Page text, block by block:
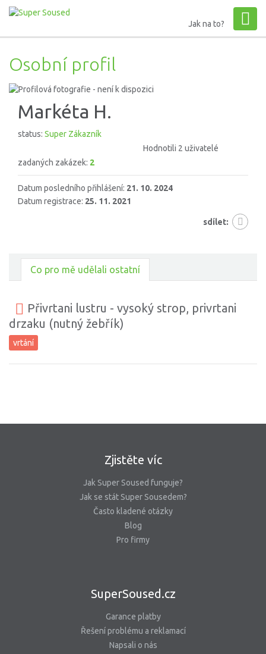
Jak na to?
Osobní profil
Markéta H.
status: Super Zákazník
Hodnotili 2 uživatelé
zadaných zakázek: 2
Datum posledního přihlášení: 21. 10. 2024
Datum registrace: 25. 11. 2021
sdílet:
Co pro mě udělali ostatní
Přivrtani lustru - vysoký strop, privrtani
drzaku (nutný žebřík)
vrtání
Zjistěte víc
Jak Super Soused funguje?
Jak se stát Super Sousedem?
Často kladené otázky
Blog
Pro firmy
SuperSoused.cz
Garance platby
Řešení problému a reklamací
Napsali o nás